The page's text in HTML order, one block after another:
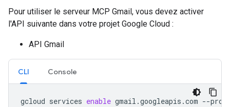
Pour utiliser le serveur MCP Gmail, vous devez activer
l'API suivante dans votre projet Google Cloud :
API Gmail
CLI Console
gcloud services enable gmail.googleapis.com --